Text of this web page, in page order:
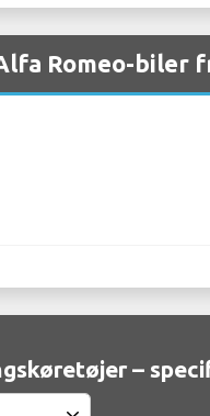
Romeo-biler
–